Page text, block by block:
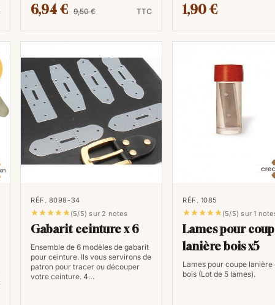
6,94 € 9,50 € TTC 1,90 €
RÉF. 8098-34
(5/5) sur 2 notes
Gabarit ceinture x 6
Ensemble de 6 modèles de gabarit
pour ceinture. Ils vous servirons de
patron pour tracer ou découper
votre ceinture. 4…
RÉF. 1085
(5/5) sur 1
Lames pour
lanière bois x5
Lames pour coupe lanière
bois (Lot de 5 lames).